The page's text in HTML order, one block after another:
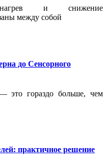
и снижение
между собой
до Сенсорного
это гораздо больше, чем
практичное решение